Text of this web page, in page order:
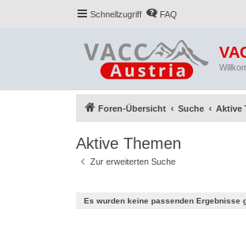
Schnellzugriff FAQ
Foren-Übersicht Suche Aktive
Aktive Themen
Zur erweiterten Suche
Es wurden keine passenden Ergebnisse